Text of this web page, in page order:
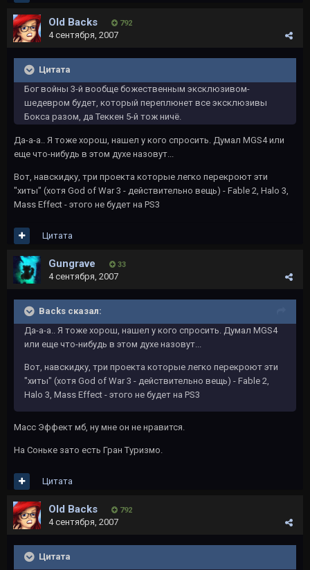
Old Backs 792
4 сентября, 2007
Цитата
Бог войны 3-й вообще божественным эксклюзивом-
шедевром будет, который переплюнет все эксклюзивы
Бокса разом, да Теккен 5-й тож ничё.
Да-а-а.. Я тоже хорош, нашел у кого спросить. Думал MGS4 или
еще что-нибудь в этом духе назовут...
Вот, навскидку, три проекта которые легко перекроют эти
"хиты" (хотя God of War 3 - действительно вещь) - Fable 2, Halo 3,
Mass Effect - этого не будет на PS3
Цитата
Gungrave 33
4 сентября, 2007
Backs сказал:
Да-а-а.. Я тоже хорош, нашел у кого спросить. Думал MGS4
или еще что-нибудь в этом духе назовут...
Вот, навскидку, три проекта которые легко перекроют эти
"хиты" (хотя God of War 3 - действительно вещь) - Fable 2,
Halo 3, Mass Effect - этого не будет на PS3
Масс Эффект мб, ну мне он не нравится.
На Соньке зато есть Гран Туризмо.
Цитата
Old Backs 792
4 сентября, 2007
Цитата